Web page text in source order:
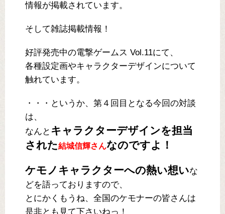
情報が掲載されています。
そして雑誌掲載情報！
好評発売中の電撃ゲームス Vol.11にて、
各種設定画やキャラクターデザインについて
触れています。
・・・というか、第４回目となる今回の対談
は、
なんと キャラクターデザインを担当
された結城信輝さんなのですよ！
ケモノキャラクターへの熱い想いな
どを語っておりますので、
とにかくもうね、全国のケモナーの皆さんは
是非とも見て下さいねっ！